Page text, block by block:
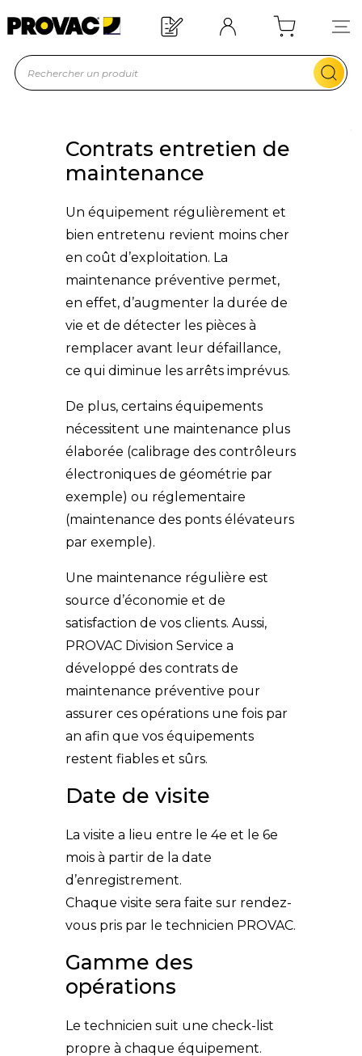
!
Offre de bienvenue :
En savoir
Contrats entretien de
maintenance
Un équipement régulièrement et
bien entretenu revient moins cher
en coût d’exploitation. La
maintenance préventive permet,
en effet, d’augmenter la durée de
vie et de détecter les pièces à
remplacer avant leur défaillance,
ce qui diminue les arrêts imprévus.
De plus, certains équipements
nécessitent une maintenance plus
élaborée (calibrage des contrôleurs
électroniques de géométrie par
exemple) ou réglementaire
(maintenance des ponts élévateurs
par exemple).
Une maintenance régulière est
source d’économie et de
satisfaction de vos clients. Aussi,
PROVAC Division Service a
développé des contrats de
maintenance préventive pour
assurer ces opérations une fois par
an afin que vos équipements
restent fiables et sûrs.
Date de visite
La visite a lieu entre le 4e et le 6e
mois à partir de la date
d’enregistrement.
Chaque visite sera faite sur rendez-
vous pris par le technicien PROVAC.
Gamme des
opérations
Le technicien suit une check-list
propre à chaque équipement.